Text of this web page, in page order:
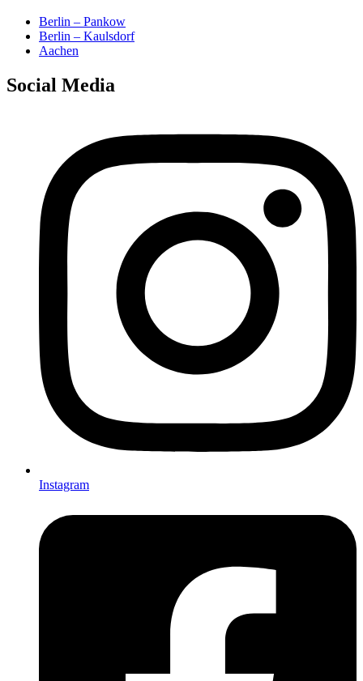
Berlin – Pankow
Berlin – Kaulsdorf
Aachen
Social Media
Instagram